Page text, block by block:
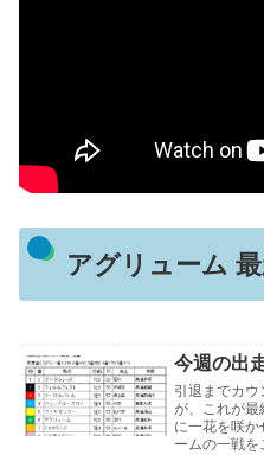
アグリューム
今週の出
引退までカ
が、これが最
に一花を咲
ームの一戦を